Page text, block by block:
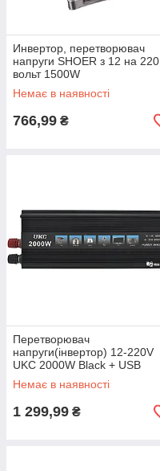
Инвертор, перетворювач
напруги SHOER з 12 на 220
вольт 1500W
Немає в наявності
766,99 ₴
Перетворювач
напруги(інвертор) 12-220V
UKC 2000W Black + USB
Немає в наявності
1 299,99 ₴